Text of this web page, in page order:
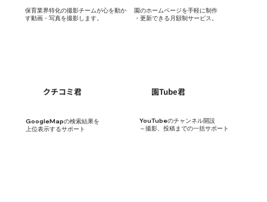
園のホームページを手軽に制作
・更新できる月額制サービス。
保育業界特化の撮影チームが心を動か
す動画・写真を撮影します。
YouTubeのチャンネル開設
～撮影、投稿までの一括サポート
園Tube君
GoogleMapの検索結果を
上位表示するサポート
​クチコミ君